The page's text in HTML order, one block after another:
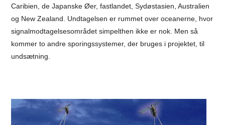
Caribien, de Japanske Øer, fastlandet, Sydøstasien, Australien
og New Zealand. Undtagelsen er rummet over oceanerne, hvor
signalmodtagelsesområdet simpelthen ikke er nok. Men så
kommer to andre sporingssystemer, der bruges i projektet, til
undsætning.